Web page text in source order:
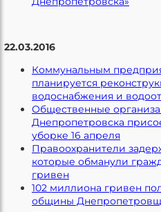
22.03.2016
Коммунальным
планируется
водоснабжения и
Общественные
Днепропетровска
уборке 16 апреля
Правоохранители
которые обманули
гривен
102 миллиона гривен
общины